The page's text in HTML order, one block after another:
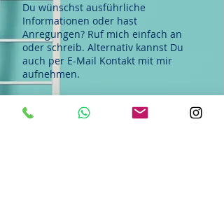
Du wünschst ausführliche
Informationen oder hast
Anregungen? Ruf mich einfach an
oder schreib. Alternativ kannst Du
auch per E-Mail Kontakt mit mir
aufnehmen.